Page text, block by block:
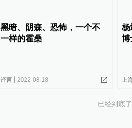
黑暗、阴森、恐怖，一个不
一样的霍桑
译言 2022-08-18
杨
博
上
已经到底了